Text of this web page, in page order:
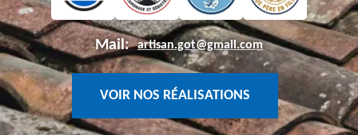
Mail: artisan.got@gmail.com
VOIR NOS RÉALISATIONS